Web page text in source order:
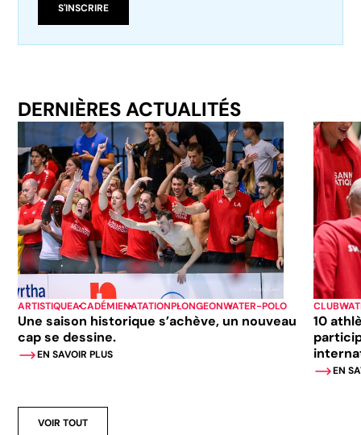
S'INSCRIRE
DERNIÈRES ACTUALITÉS
ARTISTIQUEACADÉMIENATATIONPLONGEONWATER-POLO
Une saison historique s’achève, un nouveau
cap se dessine.
EN SAVOIR PLUS
CLUB
10
EN
VOIR TOUT